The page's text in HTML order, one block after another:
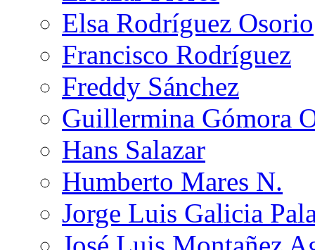
Elsa Rodríguez Osorio
Francisco Rodríguez
Freddy Sánchez
Guillermina Gómora
Hans Salazar
Humberto Mares N.
Jorge Luis Galicia